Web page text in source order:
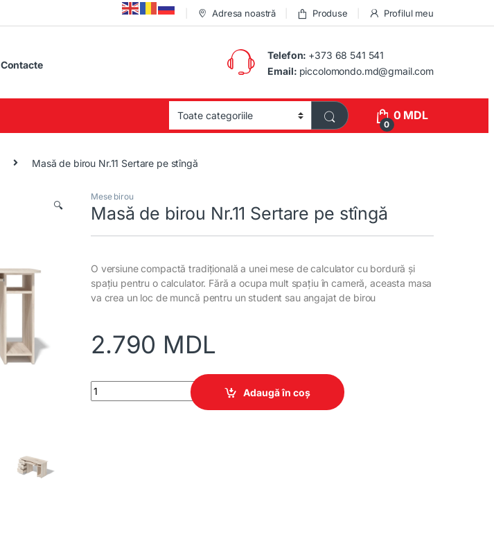
Adresa noastră Produse Profilul meu
Contacte
Telefon: +373 68 541 541
Email: piccolomondo.md@gmail.com
0
0 MDL
Masă de birou Nr.11 Sertare pe stîngă
🔍
Mese birou
Masă de birou Nr.11 Sertare pe stîngă
O versiune compactă tradițională a unei mese de calculator cu bordură și
spațiu pentru o calculator. Fără a ocupa mult spațiu în cameră, aceasta masa
va crea un loc de muncă pentru un student sau angajat de birou
2.790 MDL
Masă de birou Nr.11 Sertare pe stîngă quantity
Adaugă în coș